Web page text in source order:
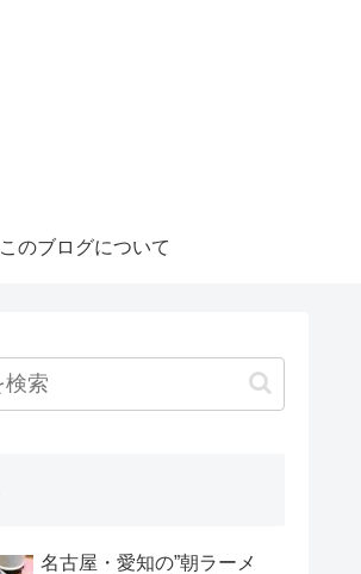
このブログについて
名古屋・愛知の”朝ラーメ